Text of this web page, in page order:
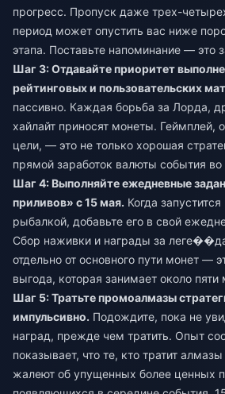
прогресс. Пропуск даже трех-
период может опустить вас ниже
этапа. Поставьте напоминание — это
Шаг 3: Отдавайте приоритет
рейтинговых и пользовательских
пассивно. Каждая борьба за Лорда,
хайлайт приносят монеты. Геймплей,
цели, — это не только хорошая
прямой заработок валюты события
Шаг 4: Выполняйте ежедневные
приливов» с 15 мая. Когда
рыбалкой, добавьте его в свой
Сбор наживки и награды за
отдельно от основного пути монет —
выгода, которая занимает около пяти
Шаг 5: Тратьте промоалмазы
импульсивно. Подождите, пока не
наград, прежде чем тратить. Опыт
показывает, что те, кто тратит
жалеют об упущенных более ценных